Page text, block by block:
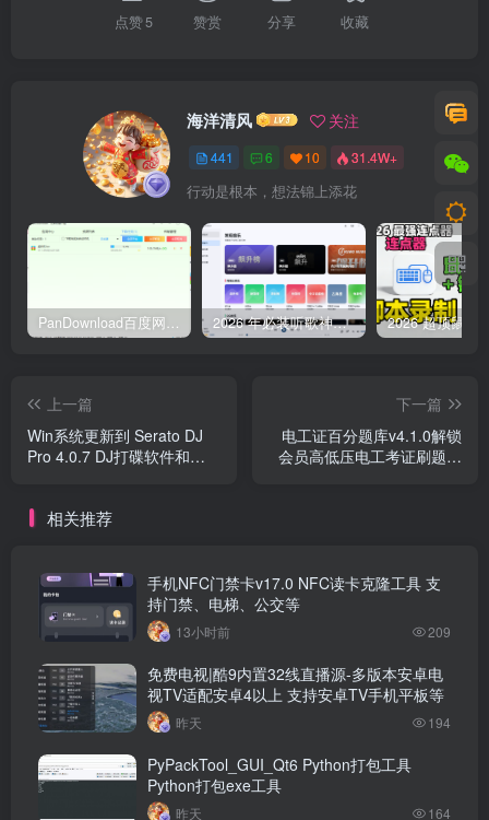
大小与完整性保护：下载器会自动检查文件大小和镜像
进度清楚可见：下载界面显示传输进度、实时速度和预
计剩余时间，下载完成后可直接打开文件或所在目录。
适合人群：
电脑店装机师傅：常用系统集中下载，减少找镜像、复
制链接和核对版本的时间。
系统维护人员：提前准备 Win11、Win10、Win7 等镜
普通重装用户：不知道去哪找系统镜像时，可以直接从
软件列表里选择合适版本再下载。
官方下载地址：
点赞5 赞赏 分享 收藏
海洋清风 关注
441 6 10 31.4W+
行动是根本，想法锦上添花
PanDownload百度网盘不限速V5稳定版 2026 年必装听歌神器，免费听遍全网无损音质歌单
上一篇
Win系统更新到 Serato DJ
Pro 4.0.7 DJ打碟软件和
下一篇
电工证百分题库v4.1.0解锁
会员高低压电工考证刷题神
相关推荐
手机NFC门禁卡v17.0 NFC读卡克隆工具 支
持门禁、电梯、公交等
13小时前 209
免费电视|酷9内置32线直播源-多版本安卓电
视TV适配安卓4以上 支持安卓TV手机平板等
昨天 194
PyPackTool_GUI_Qt6 Python打包工具
Python打包exe工具
昨天 164